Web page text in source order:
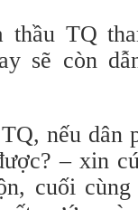
thầu TQ
sẽ còn
nếu dân
– xin
cuối